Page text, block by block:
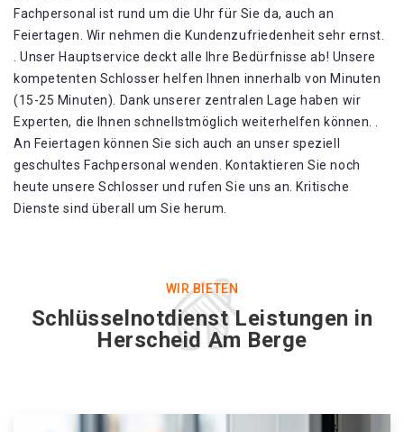
Fachpersonal ist rund um die Uhr für Sie da, auch an
Feiertagen. Wir nehmen die Kundenzufriedenheit sehr ernst.
. Unser Hauptservice deckt alle Ihre Bedürfnisse ab! Unsere
kompetenten Schlosser helfen Ihnen innerhalb von Minuten
(15-25 Minuten). Dank unserer zentralen Lage haben wir
Experten, die Ihnen schnellstmöglich weiterhelfen können. .
An Feiertagen können Sie sich auch an unser speziell
geschultes Fachpersonal wenden. Kontaktieren Sie noch
heute unsere Schlosser und rufen Sie uns an. Kritische
Dienste sind überall um Sie herum.
WIR BIETEN
Schlüsselnotdienst Leistungen in
Herscheid Am Berge